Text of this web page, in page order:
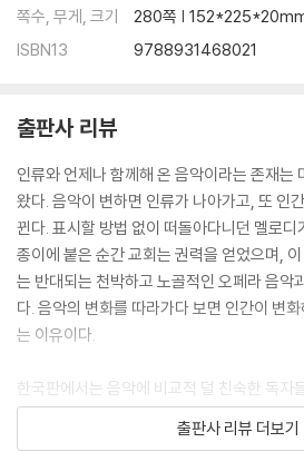
쪽수, 무게, 크기
280쪽 |
ISBN13
9788931468021
출판사 리뷰
인류와 언제나 함께해 온 음악이라는 존재는
왔다. 음악이 변하면 인류가 나아가고, 또 인
뀐다. 표시할 방법 없이 떠돌아다니던 멜로
종이에 붙은 순간 교회는 권력을 얻었으며,
는 반대되는 천박하고 노골적인 오페라 음악
다. 음악의 변화를 따라가다 보면 인간이 변
는 이유이다.
한국판에서는 음악에 비교적 덜 친숙한 독자
음악을 들을 수 있는 QR코드를 추가했다. 영
파리넬리의 유명한 곡은 물론이고, 재즈 예술
출판사 리뷰 더보기